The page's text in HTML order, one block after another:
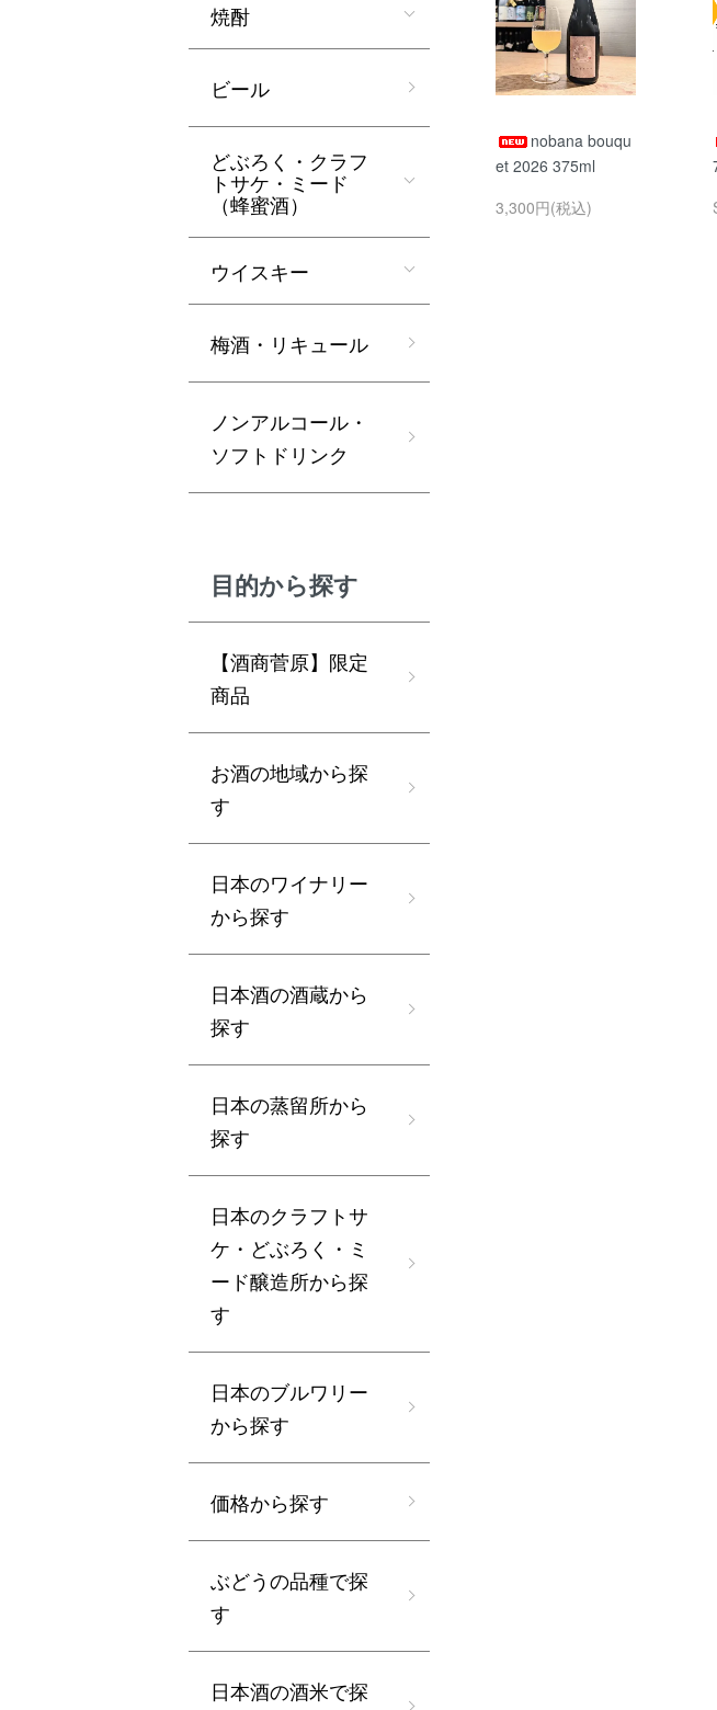
nobana bouqu
et 2026 375ml
3,300円(税込)
焼酎
ビール
どぶろく・クラフ
トサケ・ミード
（蜂蜜酒）
ウイスキー
梅酒・リキュール
ノンアルコール・
ソフトドリンク
目的から探す
【酒商菅原】限定
商品
お酒の地域から探
す
日本のワイナリー
から探す
日本酒の酒蔵から
探す
日本の蒸留所から
探す
日本のクラフトサ
ケ・どぶろく・ミ
ード醸造所から探
す
日本のブルワリー
から探す
価格から探す
ぶどうの品種で探
す
日本酒の酒米で探